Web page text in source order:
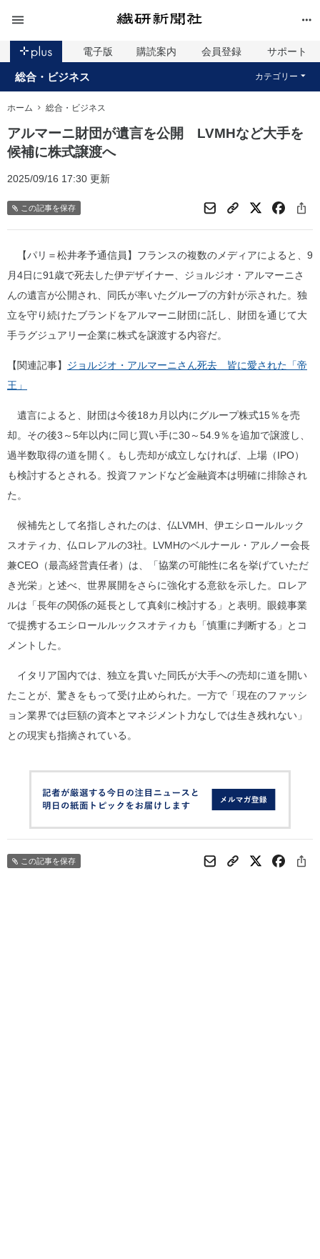
電子版 購読案内 会員登録 サポート
総合・ビジネス カテゴリー
ホーム 総合・ビジネス
アルマーニ財団が遺言を公開 LVMHなど大手を
候補に株式譲渡へ
2025/09/16 17:30 更新
この記事を保存
【パリ＝松井孝予通信員】フランスの複数のメディアによると、9
月4日に91歳で死去した伊デザイナー、ジョルジオ・アルマーニさ
んの遺言が公開され、同氏が率いたグループの方針が示された。独
立を守り続けたブランドをアルマーニ財団に託し、財団を通じて大
手ラグジュアリー企業に株式を譲渡する内容だ。
【関連記事】 ジョルジオ・アルマーニさん死去 皆に愛された「帝
王」
遺言によると、財団は今後18カ月以内にグループ株式15％を売
却。その後3～5年以内に同じ買い手に30～54.9％を追加で譲渡し、
過半数取得の道を開く。もし売却が成立しなければ、上場（IPO）
も検討するとされる。投資ファンドなど金融資本は明確に排除され
た。
候補先として名指しされたのは、仏LVMH、伊エシロールルック
スオティカ、仏ロレアルの3社。LVMHのベルナール・アルノー会長
兼CEO（最高経営責任者）は、「協業の可能性に名を挙げていただ
き光栄」と述べ、世界展開をさらに強化する意欲を示した。ロレア
ルは「長年の関係の延長として真剣に検討する」と表明。眼鏡事業
で提携するエシロールルックスオティカも「慎重に判断する」とコ
メントした。
イタリア国内では、独立を貫いた同氏が大手への売却に道を開い
たことが、驚きをもって受け止められた。一方で「現在のファッシ
ョン業界では巨額の資本とマネジメント力なしでは生き残れない」
との現実も指摘されている。
この記事を保存